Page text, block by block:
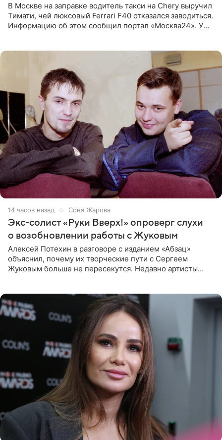
В Москве на заправке водитель такси на Chery выручил
Тимати, чей люксовый Ferrari F40 отказался заводиться.
Информацию об этом сообщил портал «Москва24». У
14 часов назад Соня Жарова
Экс-солист «Руки Вверх!» опроверг слухи
о возобновлении работы с Жуковым
Алексей Потехин в разговоре с изданием «Абзац»
объяснил, почему их творческие пути с Сергеем
Жуковым больше не пересекутся. Недавно артисты